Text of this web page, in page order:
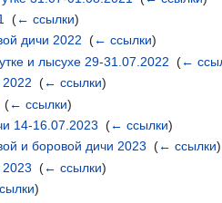
‎(← ссылки)
дичи 2022 ‎(← ссылки)
и лысухе 29-31.07.2022 ‎(←
‎(← ссылки)
‎(← ссылки)
14-16.07.2023 ‎(← ссылки)
и боровой дичи 2023 ‎(← ссылки)
‎(← ссылки)
)